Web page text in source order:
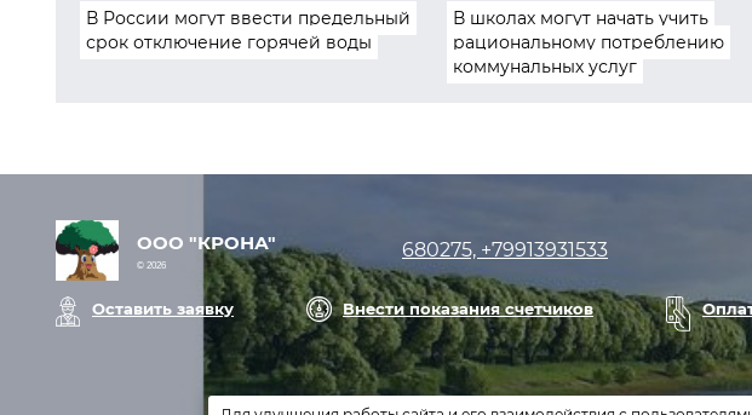
В России могут ввести предельный
срок отключение горячей воды
В школах могут начать учить
рациональному потреблению
коммунальных услуг
ООО "КРОНА"
© 2026
680275, +79913931533
Оставить заявку Внести показания счетчиков